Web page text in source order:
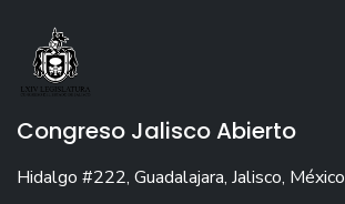
Congreso Jalisco Abierto
Hidalgo #222, Guadalajara, Jalisco, México